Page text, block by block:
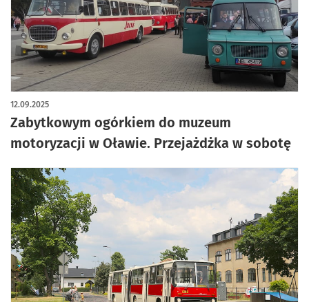
Zabytkowym ogórkiem do muzeum
motoryzacji w Oławie. Przejażdżka w sobotę
12.09.2025